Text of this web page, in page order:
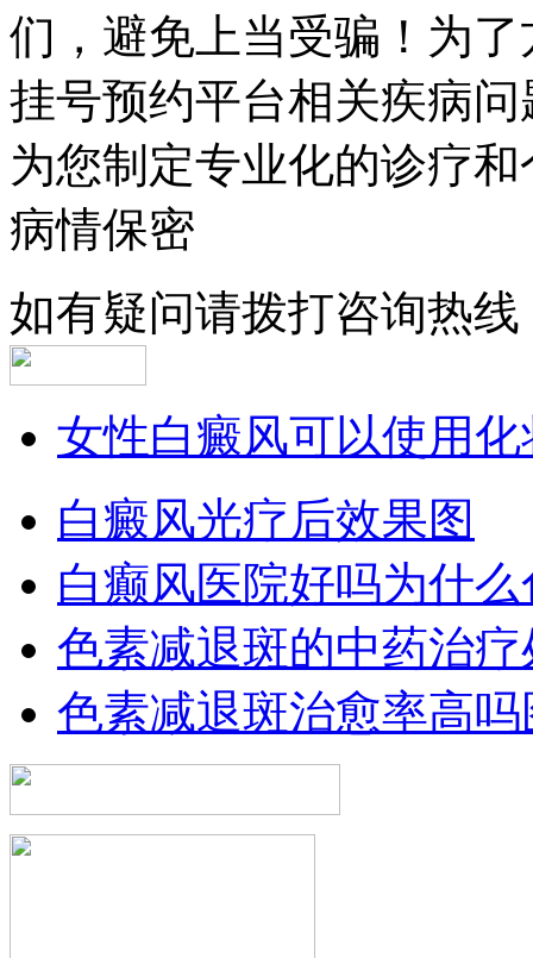
们，避免上当受骗！为
挂号预约平台相关疾病
为您制定专业化的诊疗
病情保密
如有疑问请拨打咨询热线
女性白癜风可以使用
白癜风光疗后效果图
白癫风医院好吗为什
色素减退斑的中药治疗
色素减退斑治愈率高吗